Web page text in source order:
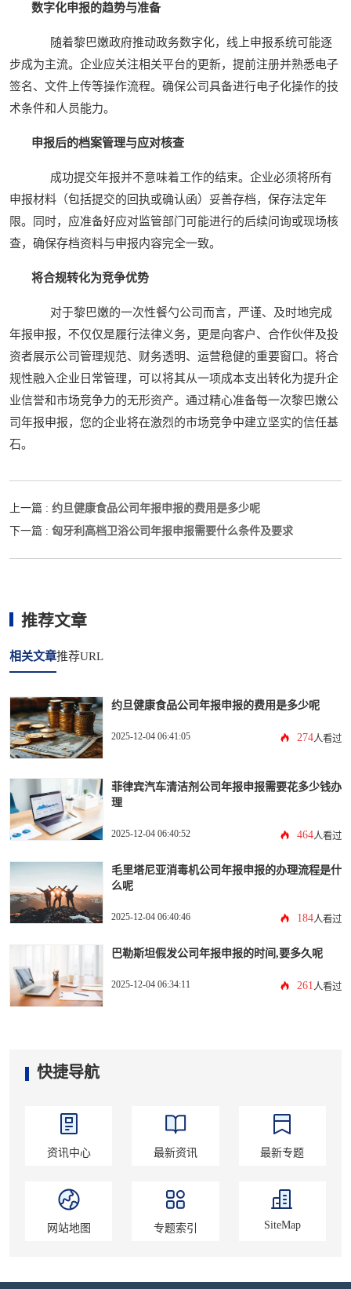
数字化申报的趋势与准备
随着黎巴嫩政府推动政务数字化，线上申报系统可能逐
步成为主流。企业应关注相关平台的更新，提前注册并熟悉电子
签名、文件上传等操作流程。确保公司具备进行电子化操作的技
术条件和人员能力。
申报后的档案管理与应对核查
成功提交年报并不意味着工作的结束。企业必须将所有
申报材料（包括提交的回执或确认函）妥善存档，保存法定年
限。同时，应准备好应对监管部门可能进行的后续问询或现场核
查，确保存档资料与申报内容完全一致。
将合规转化为竞争优势
对于黎巴嫩的一次性餐勺公司而言，严谨、及时地完成
年报申报，不仅仅是履行法律义务，更是向客户、合作伙伴及投
资者展示公司管理规范、财务透明、运营稳健的重要窗口。将合
规性融入企业日常管理，可以将其从一项成本支出转化为提升企
业信誉和市场竞争力的无形资产。通过精心准备每一次黎巴嫩公
司年报申报，您的企业将在激烈的市场竞争中建立坚实的信任基
石。
上一篇 : 约旦健康食品公司年报申报的费用是多少呢
下一篇 : 匈牙利高档卫浴公司年报申报需要什么条件及要求
推荐文章
相关文章推荐URL
约旦健康食品公司年报申报的费用是多少呢
2025-12-04 06:41:05 274人看过
菲律宾汽车清洁剂公司年报申报需要花多少钱办
理
2025-12-04 06:40:52 464人看过
毛里塔尼亚消毒机公司年报申报的办理流程是什
么呢
2025-12-04 06:40:46 184人看过
巴勒斯坦假发公司年报申报的时间,要多久呢
2025-12-04 06:34:11 261 人看过
快捷导航
资讯中心 最新资讯 最新专题
网站地图 专题索引 SiteMap